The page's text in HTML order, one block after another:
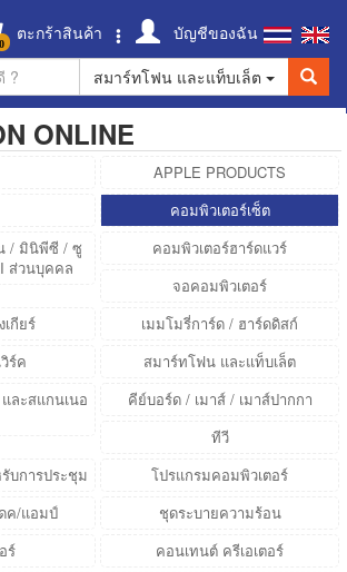
0 ตะกร้าสินค้า
บัญชีของฉัน
สมาร์ทโฟน และแท็บเล็ต
ONLINE
APPLE PRODUCTS
คอมพิวเตอร์เซ็ต
/ มินิพีซี / ซู
ส่วนบุคคล
คอมพิวเตอร์ฮาร์ดแวร์
จอคอมพิวเตอร์
กียร์
เมมโมรี่การ์ด / ฮาร์ดดิสก์
ร์ค
สมาร์ทโฟน และแท็บเล็ต
ละสแกนเนอ
คีย์บอร์ด / เมาส์ / เมาส์ปากกา
ทีวี
บการประชุม
โปรแกรมคอมพิวเตอร์
ค/แอมป์
ชุดระบายความร้อน
ร์
คอนเทนต์ ครีเอเตอร์